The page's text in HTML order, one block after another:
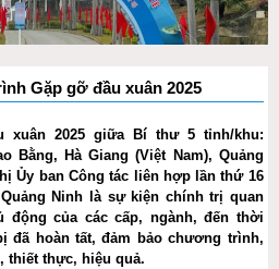
Gặp gỡ đầu xuân 2025
xuân 2025 giữa Bí thư 5 tỉnh/khu:
Bằng, Hà Giang (Việt Nam), Quảng
Ủy ban Công tác liên hợp lần thứ 16
Ninh là sự kiện chính trị quan
của các cấp, ngành, đến thời
đã hoàn tất, đảm bảo chương trình,
thiết thực, hiệu quả.